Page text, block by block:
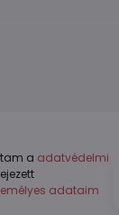
a adatvédelmi
adataim